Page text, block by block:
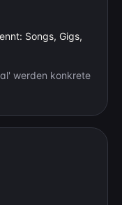
Songs, Gigs,
werden konkrete